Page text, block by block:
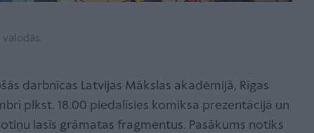
darbnīcas Latvijas Mākslas akadēmijā, Rīgas
plkst. 18.00 piedalīsies komiksa prezentācijā un
lasīs grāmatas fragmentus. Pasākums notiks